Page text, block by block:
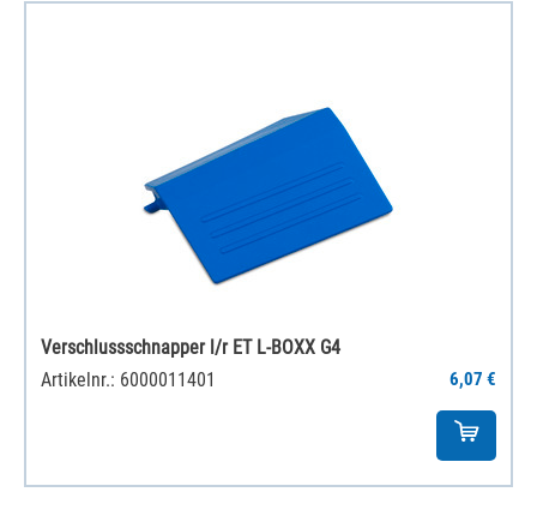
Verschlussschnapper l/r ET L-BOXX G4
Artikelnr.: 6000011401
6,07 €